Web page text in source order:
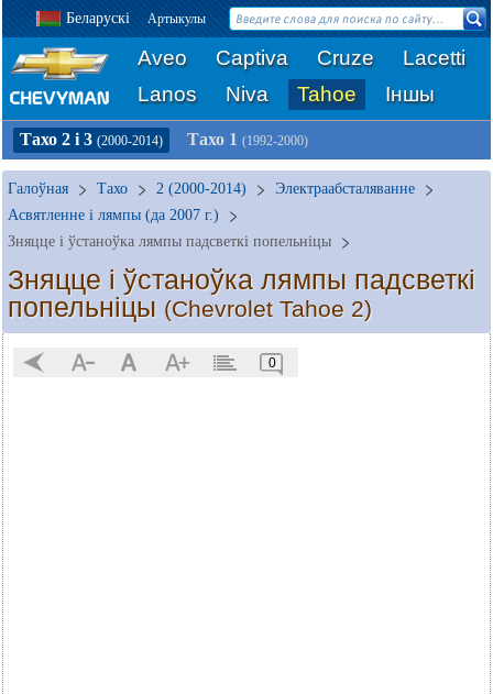
Беларускі Артыкулы
Aveo Captiva Cruze
Lacetti
Lanos
Niva Tahoe Іншы
Тахо 2 і 3 (2000-2014) Тахо 1 (1992-2000)
Галоўная Тахо 2 (2000-2014)
Электраабсталяванне
Асвятленне і лямпы (да 2007 г.)
Зняцце і ўстаноўка лямпы падсветкі попельніцы
Зняцце і ўстаноўка лямпы падсветкі
попельніцы (Chevrolet Tahoe 2)
0